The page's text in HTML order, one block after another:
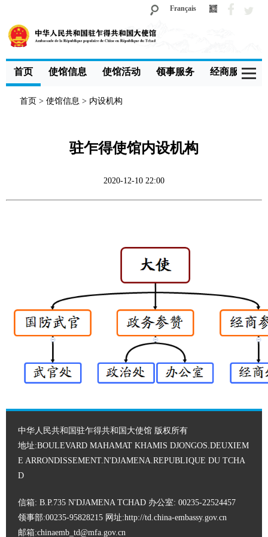
Français
首页 使馆信息 使馆活动 领事服务 经商服务
首页 > 使馆信息 > 内设机构
驻乍得使馆内设机构
2020-12-10 22:00
中华人民共和国驻乍得共和国大使馆 版权所有
地址:BOULEVARD MAHAMAT KHAMIS DJONGOS.DEUXIEM
E ARRONDISSEMENT.N'DJAMENA.REPUBLIQUE DU TCHA
D
信箱: B.P.735 N'DJAMENA TCHAD 办公室: 00235-22524457
领事部:00235-95828215 网址:http://td.china-embassy.gov.cn
邮箱:chinaemb_td@mfa.gov.cn